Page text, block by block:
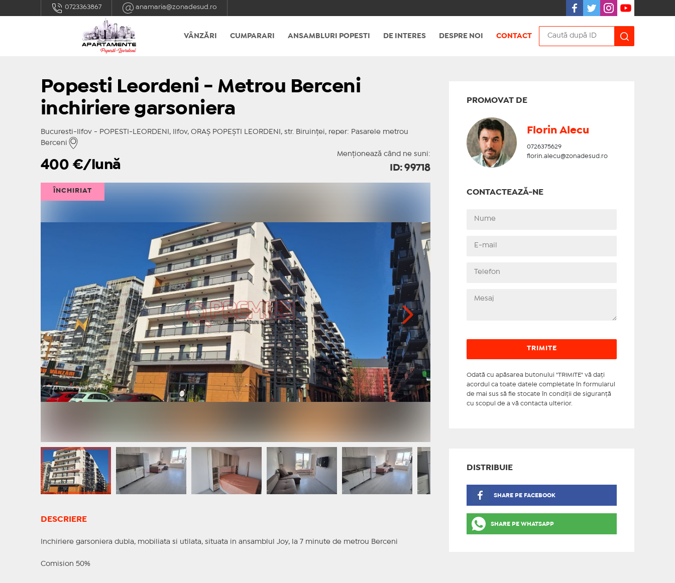
0723363867 anamaria@zonadesud.ro
VÂNZĂRI CUMPARARI ANSAMBLURI POPESTI DE INTERES DESPRE NOI CONTACT
Popesti Leordeni - Metrou Berceni
inchiriere garsoniera
Bucuresti-Ilfov - POPESTI-LEORDENI, Ilfov, ORAŞ POPEŞTI LEORDENI, str. Biruinţei, reper: Pasarele metrou
Berceni
Menționează când ne suni:
400 €/lună ID: 99718
ÎNCHIRIAT
DESCRIERE
Inchiriere garsoniera dubla, mobiliata si utilata, situata in ansamblul Joy, la 7 minute de metrou Berceni
Comision 50%
PROMOVAT DE
Florin Alecu
0726375629
florin.alecu@zonadesud.ro
CONTACTEAZĂ-NE
Odată cu apăsarea butonului "TRIMITE" vă daţi
acordul ca toate datele completate în formularul
de mai sus să fie stocate în condiţii de siguranţă
cu scopul de a vă contacta ulterior.
DISTRIBUIE
SHARE PE FACEBOOK
SHARE PE WHATSAPP